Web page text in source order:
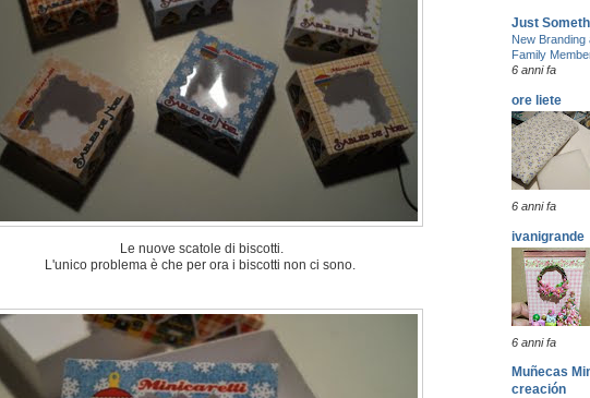
Le nuove scatole di biscotti.
L'unico problema è che per ora i biscotti non ci sono.
Just
New Branding
Family
6 anni fa
ore liete
6 anni fa
ivanigrande
6 anni fa
Muñecas
creación